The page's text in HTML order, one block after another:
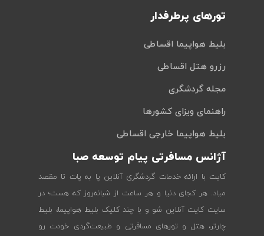
تورهای پرطرفدار
بلیط هواپیما اقساطی
رزرو هتل اقساطی
مجله گردشگری
راهنمای ویزای کشورها
بلیط هواپیما خارجی اقساطی
آژانس مسافرتی پیام توسعه صبا
کایت با ارائه خدمات گردشگری آنلاین پا به پات تا مقصد
میاد. هر کجای دنیا و هر ساعت از شبانه‌روز که هست؛ در
سایت کایت آنلاین شو و با چند کلیک بلیط هواپیما، بلیط
چارتر، هتل و تورهای مسافرتی و طبیعت‌گردی خودت رو